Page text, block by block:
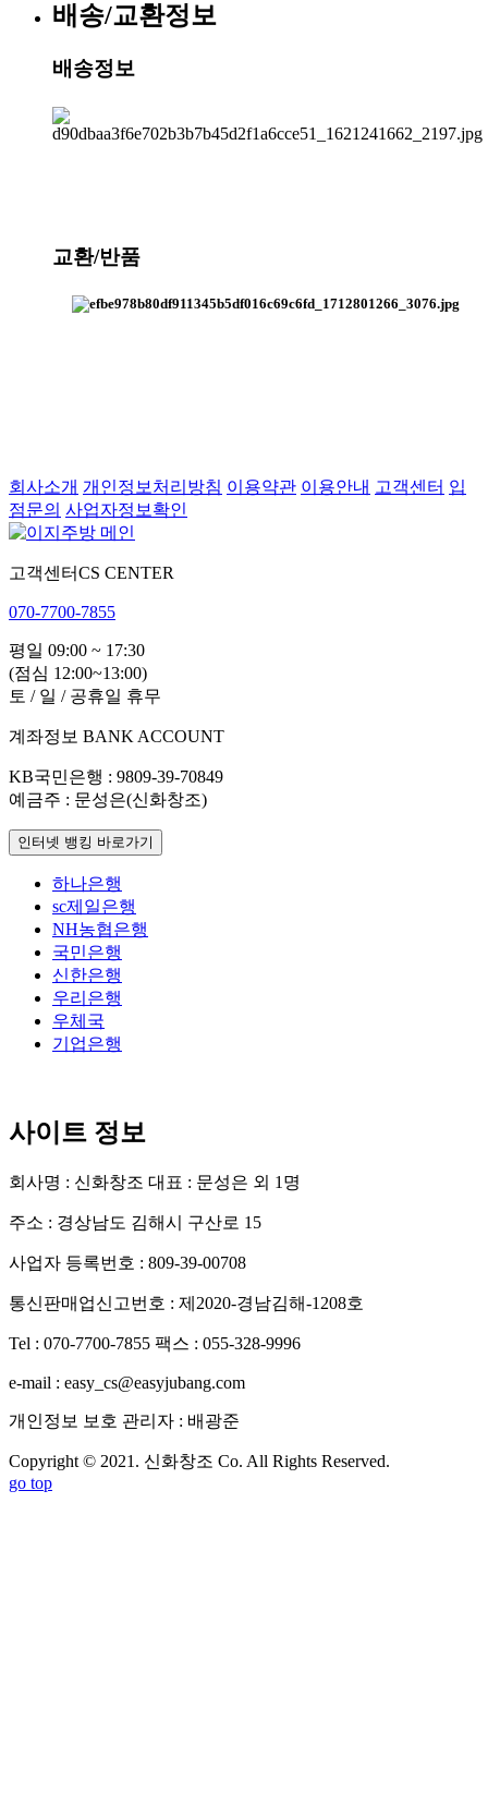
배송/교환정보
배송정보
교환/반품
회사소개 개인정보처리방침 이용약관 이용안내 고객센터 입
점문의 사업자정보확인
고객센터CS CENTER
070-7700-7855
평일 09:00 ~ 17:30
(점심 12:00~13:00)
토 / 일 / 공휴일 휴무
계좌정보 BANK ACCOUNT
KB국민은행 : 9809-39-70849
예금주 : 문성은(신화창조)
인터넷 뱅킹 바로가기
하나은행
sc제일은행
NH농협은행
국민은행
신한은행
우리은행
우체국
기업은행
사이트 정보
회사명 : 신화창조 대표 : 문성은 외 1명
주소 : 경상남도 김해시 구산로 15
사업자 등록번호 : 809-39-00708
통신판매업신고번호 : 제2020-경남김해-1208호
Tel : 070-7700-7855 팩스 : 055-328-9996
e-mail : easy_cs@easyjubang.com
개인정보 보호 관리자 : 배광준
Copyright © 2021. 신화창조 Co. All Rights Reserved.
go top